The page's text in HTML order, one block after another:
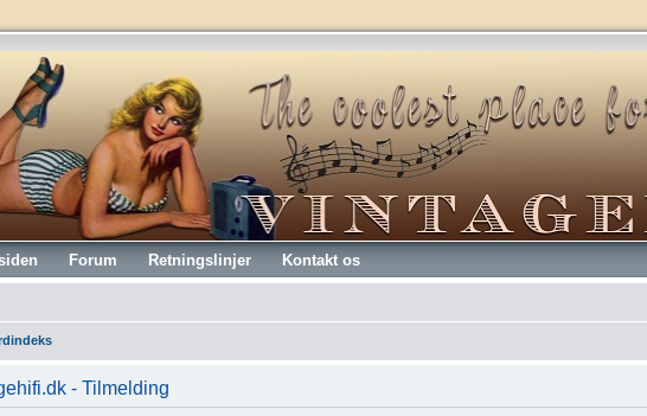
Forum Retningslinjer Kontakt os
- Tilmelding